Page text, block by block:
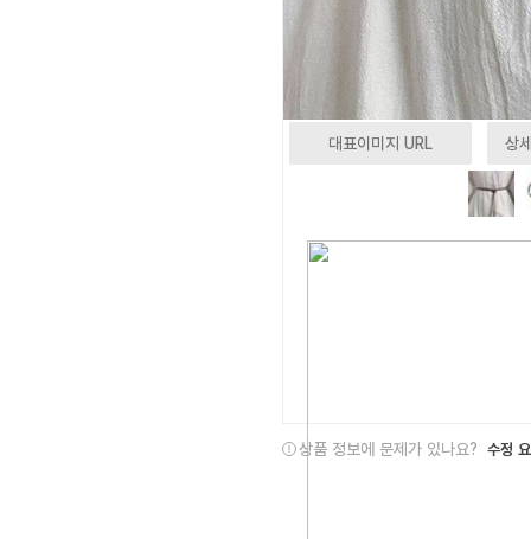
대표이미지 URL 상
상품 정보에 문제가 있나요? 수정